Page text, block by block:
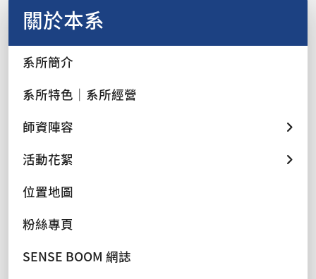
關於本系
系所簡介
系所特色｜系所經營
師資陣容
活動花絮
位置地圖
粉絲專頁
SENSE BOOM 網誌